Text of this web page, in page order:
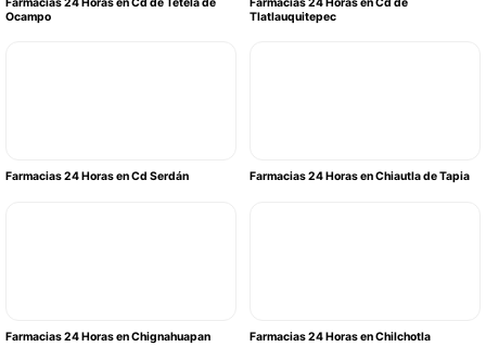
Ocampo
Tlatlauquitepec
Farmacias 24 Horas en Cd Serdán Farmacias 24 Horas en Chiautla de Tapia
Farmacias 24 Horas en Chignahuapan Farmacias 24 Horas en Chilchotla